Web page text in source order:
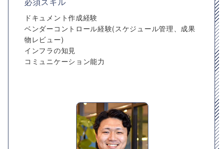
ドキュメント作成経験
ベンダーコントロール経験(スケジュール管理、成果
物レビュー)
インフラの知見
コミュニケーション能力